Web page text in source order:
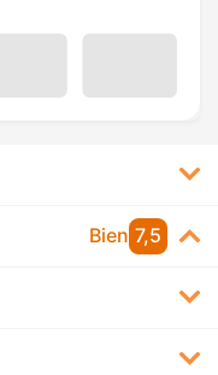
Bien 7,5